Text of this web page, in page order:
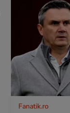
Fanatik.ro